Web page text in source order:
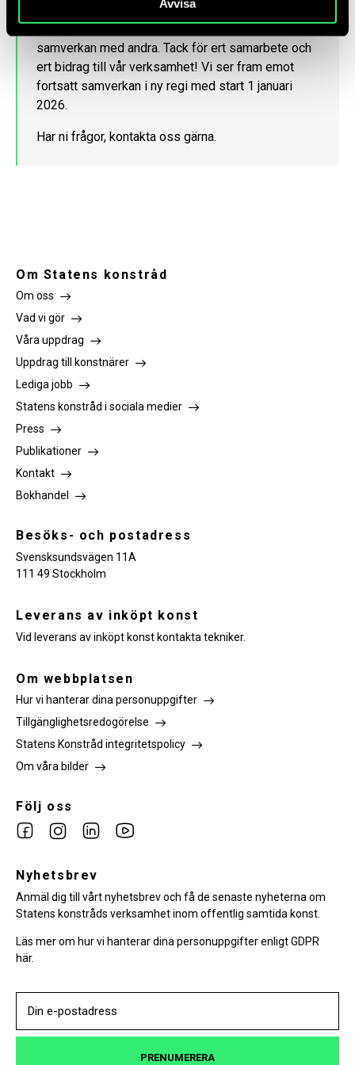
Avvisa
spridit kunskap om offentlig konst
och samhällets gemensamma miljöer. Allt i tät
samverkan med andra. Tack för ert samarbete och
ert bidrag till vår verksamhet! Vi ser fram emot
fortsatt samverkan i ny regi med start 1 januari
2026.
Har ni frågor, kontakta oss gärna.
Om Statens konstråd
Om oss
Vad vi gör
Våra uppdrag
Uppdrag till konstnärer
Lediga jobb
Statens konstråd i sociala medier
Press
Publikationer
Kontakt
Bokhandel
Besöks- och postadress
Svensksundsvägen 11A
111 49 Stockholm
Leverans av inköpt konst
Vid leverans av inköpt konst kontakta tekniker.
Om webbplatsen
Hur vi hanterar dina personuppgifter
Tillgänglighetsredogörelse
Statens Konstråd integritetspolicy
Om våra bilder
Följ oss
facebookinstagramLinkedin
Nyhetsbrev
Anmäl dig till vårt nyhetsbrev och få de senaste nyheterna om
Statens konstråds verksamhet inom offentlig samtida konst.
Läs mer om hur vi hanterar dina personuppgifter enligt GDPR
här.
PRENUMERERA